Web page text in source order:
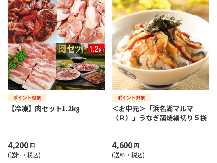
【冷凍】肉セット1.2kg
4,200円
(送料・税込)
＜お中元＞「浜名湖マルマ
（Ｒ）」うなぎ蒲焼細切り５袋
4,600円
(送料・税込)